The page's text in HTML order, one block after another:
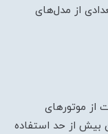
از مدل‌های
از موتورهای
بیش از حد استفاده